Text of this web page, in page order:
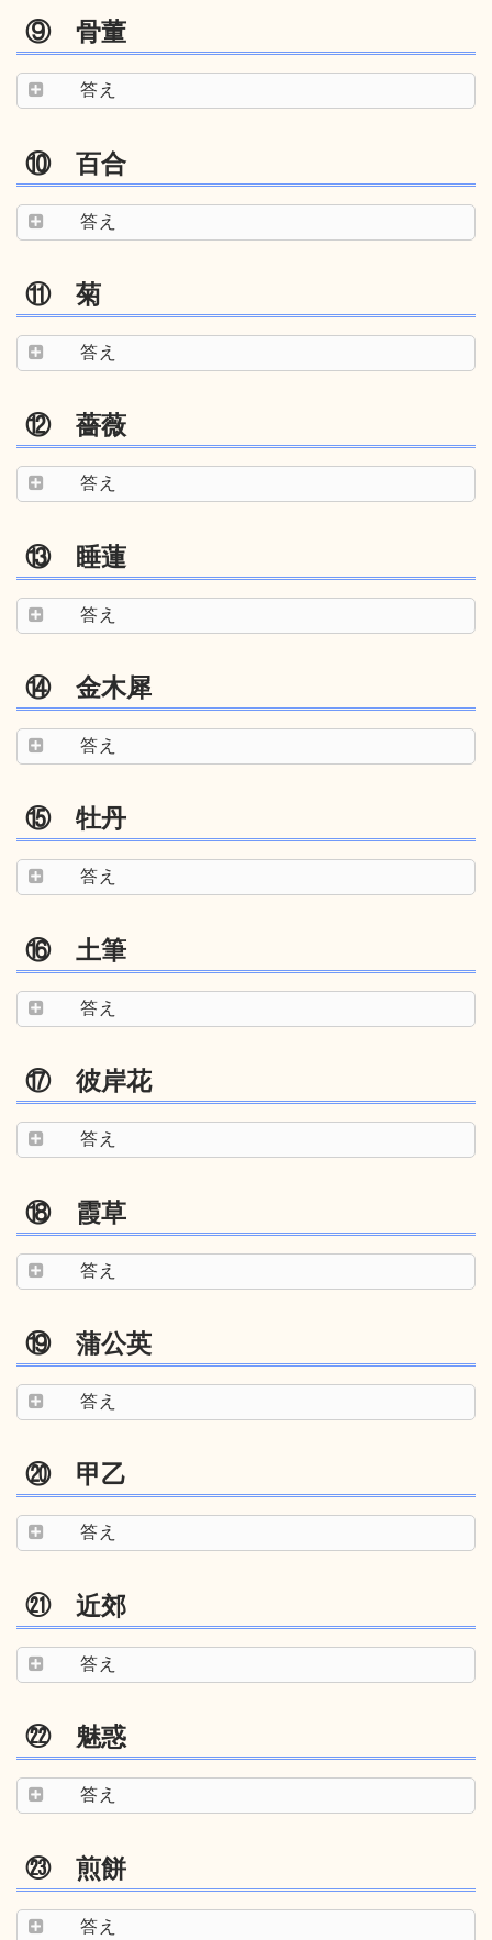
⑨ 骨董
答え
⑩ 百合
答え
⑪ 菊
答え
⑫ 薔薇
答え
⑬ 睡蓮
答え
⑭ 金木犀
答え
⑮ 牡丹
答え
⑯ 土筆
答え
⑰ 彼岸花
答え
⑱ 霞草
答え
⑲ 蒲公英
答え
⑳ 甲乙
答え
㉑ 近郊
答え
㉒ 魅惑
答え
㉓ 煎餅
答え